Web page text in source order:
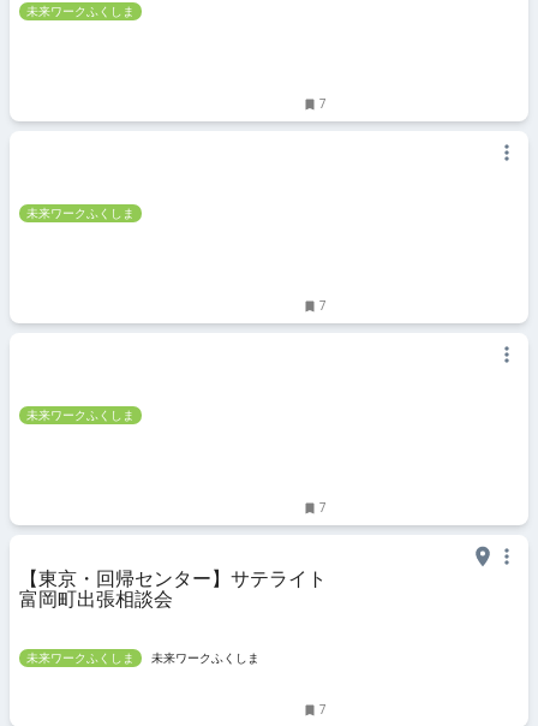
未来ワークふくしま
7
未来ワークふくしま
7
未来ワークふくしま
7
【東京・回帰センター】サテライト
富岡町出張相談会
未来ワークふくしま 未来ワークふくしま
7